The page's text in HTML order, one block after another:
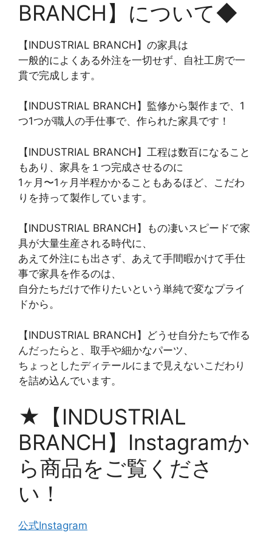
BRANCH】について◆
【INDUSTRIAL BRANCH】の家具は
一般的によくある外注を一切せず、自社工房で一
貫で完成します。
【INDUSTRIAL BRANCH】監修から製作まで、1
つ1つが職人の手仕事で、作られた家具です！
【INDUSTRIAL BRANCH】工程は数百になること
もあり、家具を１つ完成させるのに
1ヶ月〜1ヶ月半程かかることもあるほど、こだわ
りを持って製作しています。
【INDUSTRIAL BRANCH】もの凄いスピードで家
具が大量生産される時代に、
あえて外注にも出さず、あえて手間暇かけて手仕
事で家具を作るのは、
自分たちだけで作りたいという単純で変なプライ
ドから。
【INDUSTRIAL BRANCH】どうせ自分たちで作る
んだったらと、取手や細かなパーツ、
ちょっとしたディテールにまで見えないこだわり
を詰め込んでいます。
★【INDUSTRIAL
BRANCH】Instagramか
ら商品をご覧くださ
い！
公式Instagram